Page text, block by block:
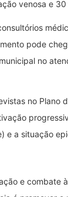
venosa e
pode
no
no Plano
e a situação
e combate